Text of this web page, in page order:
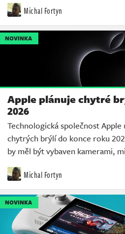
Michal Fortyn
NOVINKA
Apple plánuje chytré
2026
Technologická společnost
chytrých brýlí do konce roku
by měl být vybaven kamerami,
Michal Fortyn
NOVINKA